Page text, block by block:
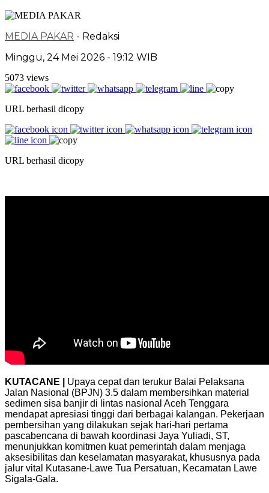
MEDIA PAKAR - Redaksi
Minggu, 24 Mei 2026 - 19:12 WIB
5073 views
URL berhasil dicopy
URL berhasil dicopy
KUTACANE | Upaya cepat dan terukur Balai Pelaksana
Jalan Nasional (BPJN) 3.5 dalam membersihkan material
sedimen sisa banjir di lintas nasional Aceh Tenggara
mendapat apresiasi tinggi dari berbagai kalangan. Pekerjaan
pembersihan yang dilakukan sejak hari-hari pertama
pascabencana di bawah koordinasi Jaya Yuliadi, ST,
menunjukkan komitmen kuat pemerintah dalam menjaga
aksesibilitas dan keselamatan masyarakat, khususnya pada
jalur vital Kutasane-Lawe Tua Persatuan, Kecamatan Lawe
Sigala-Gala.